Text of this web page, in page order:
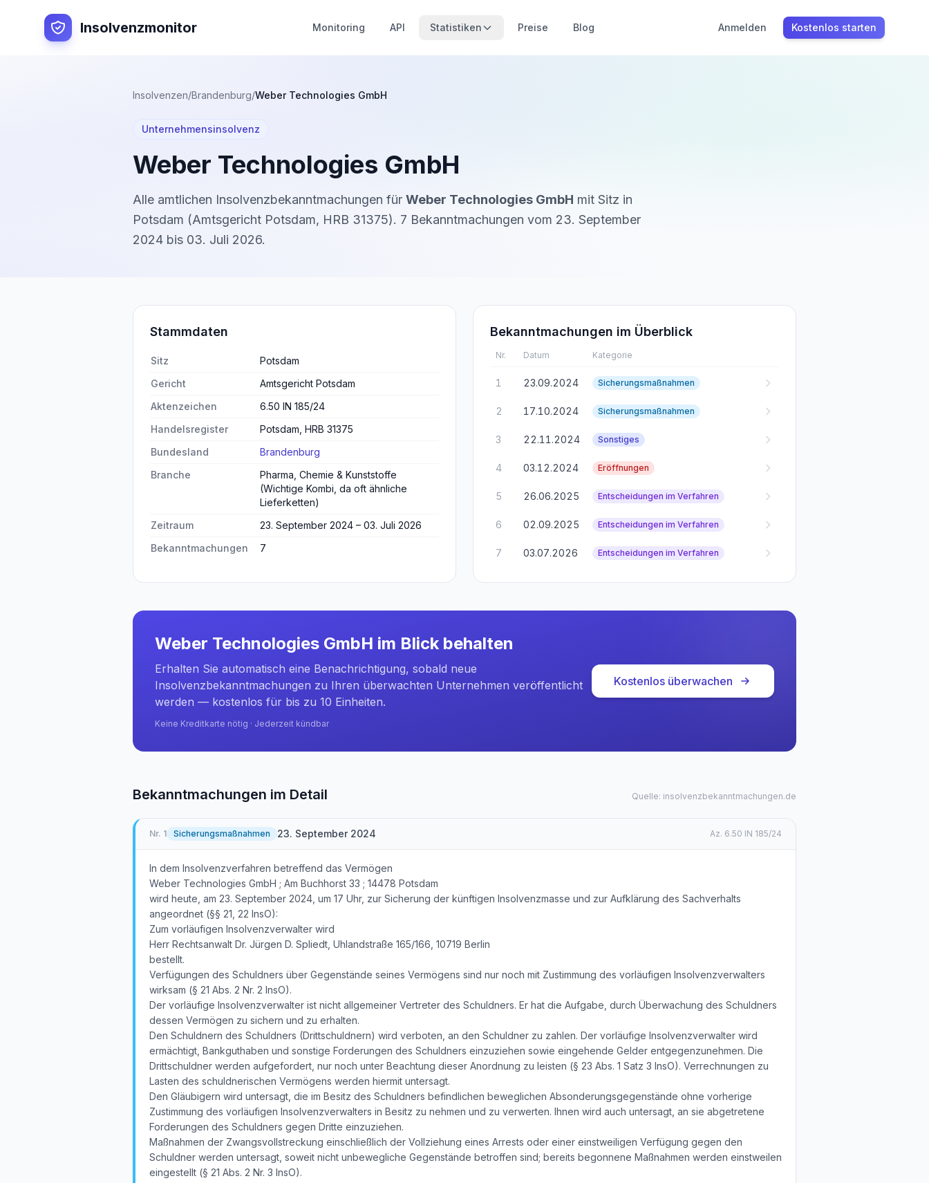
Insolvenzmonitor Monitoring API Statistiken Preise Blog Anmelden Kostenlos starten
Insolvenzen/Brandenburg/Weber Technologies GmbH
Unternehmensinsolvenz
Weber Technologies GmbH
Alle amtlichen Insolvenzbekanntmachungen für Weber Technologies GmbH mit Sitz in
Potsdam (Amtsgericht Potsdam, HRB 31375). 7 Bekanntmachungen vom 23. September
2024 bis 03. Juli 2026.
Stammdaten
Sitz
Potsdam
Gericht
Amtsgericht Potsdam
Aktenzeichen
6.50 IN 185/24
Handelsregister
Potsdam, HRB 31375
Bundesland
Brandenburg
Branche
Pharma, Chemie & Kunststoffe
(Wichtige Kombi, da oft ähnliche
Lieferketten)
Zeitraum
23. September 2024 – 03. Juli 2026
Bekanntmachungen
7
Bekanntmachungen im Überblick
Nr. Datum Kategorie
1 23.09.2024 Sicherungsmaßnahmen
2 17.10.2024 Sicherungsmaßnahmen
3 22.11.2024 Sonstiges
4 03.12.2024 Eröffnungen
5 26.06.2025 Entscheidungen im Verfahren
6 02.09.2025 Entscheidungen im Verfahren
7 03.07.2026 Entscheidungen im Verfahren
Weber Technologies GmbH im Blick behalten
Erhalten Sie automatisch eine Benachrichtigung, sobald neue
Insolvenzbekanntmachungen zu Ihren überwachten Unternehmen veröffentlicht
werden — kostenlos für bis zu 10 Einheiten.
Keine Kreditkarte nötig · Jederzeit kündbar
Kostenlos überwachen
Bekanntmachungen im Detail Quelle: insolvenzbekanntmachungen.de
Nr. 1 Sicherungsmaßnahmen 23. September 2024 Az. 6.50 IN 185/24
In dem Insolvenzverfahren betreffend das Vermögen
Weber Technologies GmbH ; Am Buchhorst 33 ; 14478 Potsdam
wird heute, am 23. September 2024, um 17 Uhr, zur Sicherung der künftigen Insolvenzmasse und zur Aufklärung des Sachverhalts
angeordnet (§§ 21, 22 InsO):
Zum vorläufigen Insolvenzverwalter wird
Herr Rechtsanwalt Dr. Jürgen D. Spliedt, Uhlandstraße 165/166, 10719 Berlin
bestellt.
Verfügungen des Schuldners über Gegenstände seines Vermögens sind nur noch mit Zustimmung des vorläufigen Insolvenzverwalters
wirksam (§ 21 Abs. 2 Nr. 2 InsO).
Der vorläufige Insolvenzverwalter ist nicht allgemeiner Vertreter des Schuldners. Er hat die Aufgabe, durch Überwachung des Schuldners
dessen Vermögen zu sichern und zu erhalten.
Den Schuldnern des Schuldners (Drittschuldnern) wird verboten, an den Schuldner zu zahlen. Der vorläufige Insolvenzverwalter wird
ermächtigt, Bankguthaben und sonstige Forderungen des Schuldners einzuziehen sowie eingehende Gelder entgegenzunehmen. Die
Drittschuldner werden aufgefordert, nur noch unter Beachtung dieser Anordnung zu leisten (§ 23 Abs. 1 Satz 3 InsO). Verrechnungen zu
Lasten des schuldnerischen Vermögens werden hiermit untersagt.
Den Gläubigern wird untersagt, die im Besitz des Schuldners befindlichen beweglichen Absonderungsgegenstände ohne vorherige
Zustimmung des vorläufigen Insolvenzverwalters in Besitz zu nehmen und zu verwerten. Ihnen wird auch untersagt, an sie abgetretene
Forderungen des Schuldners gegen Dritte einzuziehen.
Maßnahmen der Zwangsvollstreckung einschließlich der Vollziehung eines Arrests oder einer einstweiligen Verfügung gegen den
Schuldner werden untersagt, soweit nicht unbewegliche Gegenstände betroffen sind; bereits begonnene Maßnahmen werden einstweilen
eingestellt (§ 21 Abs. 2 Nr. 3 InsO).